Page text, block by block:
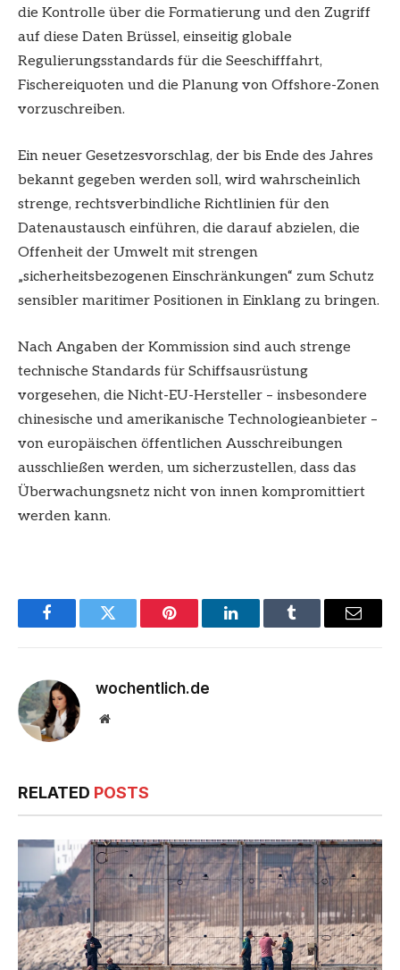
die Kontrolle über die Formatierung und den Zugriff
auf diese Daten Brüssel, einseitig globale
Regulierungsstandards für die Seeschifffahrt,
Fischereiquoten und die Planung von Offshore-Zonen
vorzuschreiben.
Ein neuer Gesetzesvorschlag, der bis Ende des Jahres
bekannt gegeben werden soll, wird wahrscheinlich
strenge, rechtsverbindliche Richtlinien für den
Datenaustausch einführen, die darauf abzielen, die
Offenheit der Umwelt mit strengen
„sicherheitsbezogenen Einschränkungen“ zum Schutz
sensibler maritimer Positionen in Einklang zu bringen.
Nach Angaben der Kommission sind auch strenge
technische Standards für Schiffsausrüstung
vorgesehen, die Nicht-EU-Hersteller – insbesondere
chinesische und amerikanische Technologieanbieter –
von europäischen öffentlichen Ausschreibungen
ausschließen werden, um sicherzustellen, dass das
Überwachungsnetz nicht von innen kompromittiert
werden kann.
FacebookTwitter Pinterest LinkedInTumblr Email
wochentlich.de
Website
RELATED POSTS